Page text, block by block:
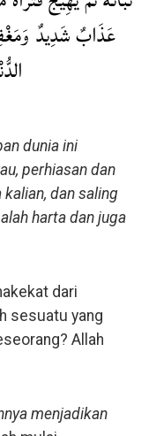
عَذَابٌ شَدِيدٌ
dunia ini
perhiasan dan
dan saling
harta dan juga
dari
sesuatu yang
Allah
menjadikan